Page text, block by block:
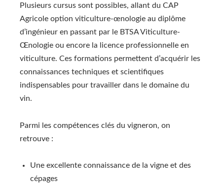
Plusieurs cursus sont possibles, allant du CAP
Agricole option viticulture-œnologie au diplôme
d’ingénieur en passant par le BTSA Viticulture-
Œnologie ou encore la licence professionnelle en
viticulture. Ces formations permettent d’acquérir les
connaissances techniques et scientifiques
indispensables pour travailler dans le domaine du
vin.
Parmi les compétences clés du vigneron, on
retrouve :
Une excellente connaissance de la vigne et des
cépages